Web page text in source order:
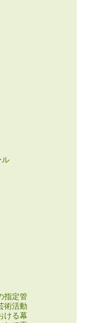
指定管
術活動
ける幕